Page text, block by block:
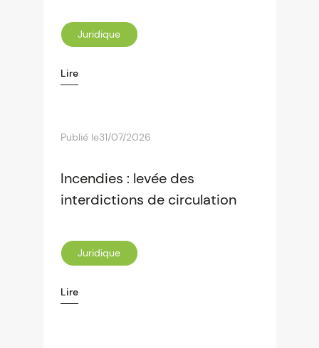
Juridique
Lire
Publié le31/07/2026
Incendies : levée des
interdictions de circulation
Juridique
Lire